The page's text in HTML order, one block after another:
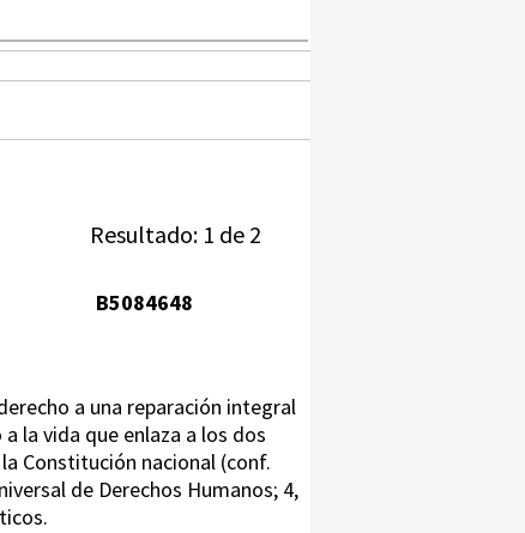
Resultado: 1 de 2
B5084648
a una reparación integral
la vida que enlaza a los dos
Constitución nacional (conf.
de Derechos Humanos; 4,